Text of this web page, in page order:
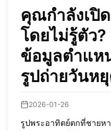
คุณกำลังเปิ
โดยไม่รู้ตัว
ข้อมูลตำแห
รูปถ่ายวันห
2026-01-26
รูปพระอาทิตย์ตกที่ชายห